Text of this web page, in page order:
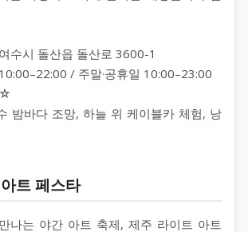
수시 돌산읍 돌산로 3600-1
/ 주말·공휴일 10:00–23:00
밤바다 조망, 하늘 위 케이블카 체험, 낭
트 페스타
나는 야간 아트 축제, 제주 라이트 아트